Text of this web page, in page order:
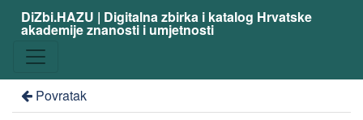
DiZbi.HAZU | Digitalna zbirka i katalog Hrvatske
akademije znanosti i umjetnosti
Povratak